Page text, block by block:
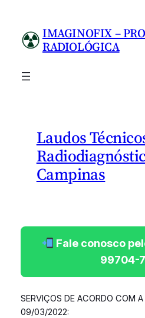
conteúdo
IMAGINOFIX –
RADIOLÓGICA
Laudos
Campinas
Fale conosco
99704-
SERVIÇOS DE ACORDO COM
09/03/2022: